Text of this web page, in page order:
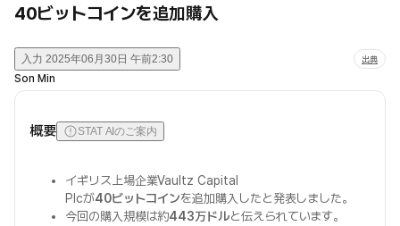
40ビットコインを追加購入
入力 2025年06月30日 午前2:30 出典
Son Min
概要 STAT AIのご案内
イギリス上場企業Vaultz Capital
Plcが40ビットコインを追加購入したと発表しました。
今回の購入規模は約443万ドルと伝えられています。